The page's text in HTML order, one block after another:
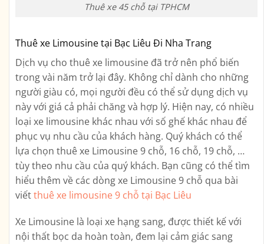
Thuê xe 45 chỗ tại TPHCM
Thuê xe Limousine tại Bạc Liêu Đi Nha Trang
Dịch vụ cho thuê xe limousine đã trở nên phổ biến
trong vài năm trở lại đây. Không chỉ dành cho những
người giàu có, mọi người đều có thể sử dụng dịch vụ
này với giá cả phải chăng và hợp lý. Hiện nay, có nhiều
loại xe limousine khác nhau với số ghế khác nhau để
phục vụ nhu cầu của khách hàng. Quý khách có thể
lựa chọn thuê xe Limousine 9 chỗ, 16 chỗ, 19 chỗ, …
tùy theo nhu cầu của quý khách. Bạn cũng có thể tìm
hiểu thêm về các dòng xe Limousine 9 chỗ qua bài
viếtthuê xe limousine 9 chỗ tại Bạc Liêu
Xe Limousine là loại xe hạng sang, được thiết kế với
nội thất bọc da hoàn toàn, đem lại cảm giác sang